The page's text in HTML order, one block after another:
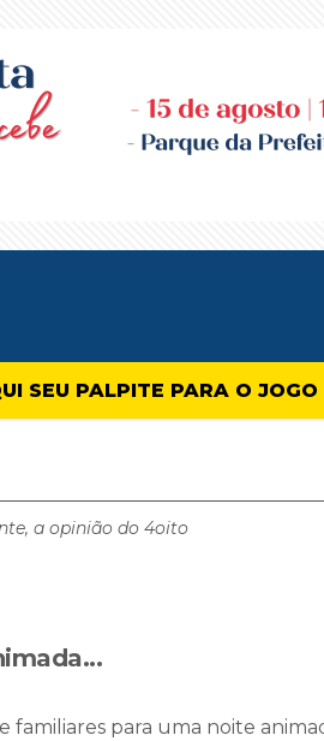
SEU PALPITE PARA O
a opinião do 4oito
familiares para uma noite